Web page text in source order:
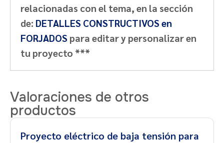
relacionadas con el tema, en la sección
de: DETALLES CONSTRUCTIVOS en
FORJADOS para editar y personalizar en
tu proyecto ***
Valoraciones de otros
productos
Proyecto eléctrico de baja tensión para